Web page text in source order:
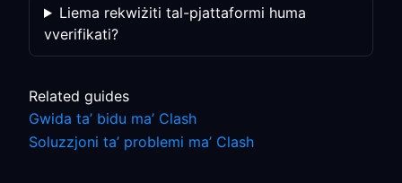
Liema rekwiżiti tal-pjattaformi huma
vverifikati?
Related guides
Gwida ta’ bidu ma’ Clash
Soluzzjoni ta’ problemi ma’ Clash